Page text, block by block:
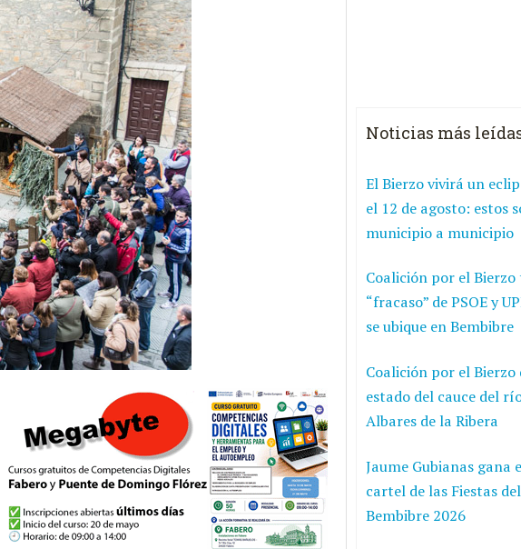
Noticias más
El Bierzo vivirá un
el 12 de agosto: estos
municipio a municipio
Coalición por el Bierzo
“fracaso” de PSOE y
se ubique en Bembibre
Coalición por el Bierzo
estado del cauce del
Albares de la Ribera
Jaume Gubianas gana
cartel de las Fiestas
Bembibre 2026